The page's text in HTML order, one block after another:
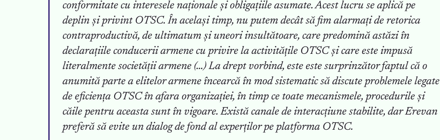
conformitate cu interesele naționale și obligațiile asumate. Acest lucru se aplică pe
deplin și privint OTSC. În același timp, nu putem decât să fim alarmați de retorica
contraproductivă, de ultimatum și uneori insultătoare, care predomină astăzi în
declarațiile conducerii armene cu privire la activitățile OTSC și care este impusă
literalmente societății armene (…) La drept vorbind, este este surprinzător faptul că o
anumită parte a elitelor armene încearcă în mod sistematic să discute problemele legate
de eficiența OTSC în afara organizației, în timp ce toate mecanismele, procedurile și
căile pentru aceasta sunt în vigoare. Există canale de interacțiune stabilite, dar Erevan
preferă să evite un dialog de fond al experților pe platforma OTSC.